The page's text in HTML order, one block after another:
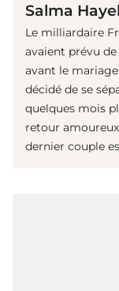
Salma
Le milliardaire
avaient prévu
avant le
décidé de se
quelques mois
retour
dernier couple